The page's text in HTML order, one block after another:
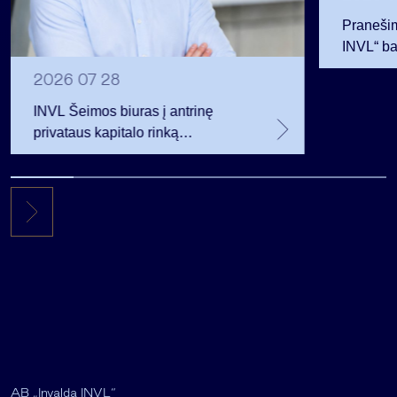
2026 07 28
INVL Šeimos biuras į antrinę
privataus kapitalo rinką
investuojantį fondą pritraukė 17,4
mln. JAV dolerių
INVL“
AB „Invalda INVL“